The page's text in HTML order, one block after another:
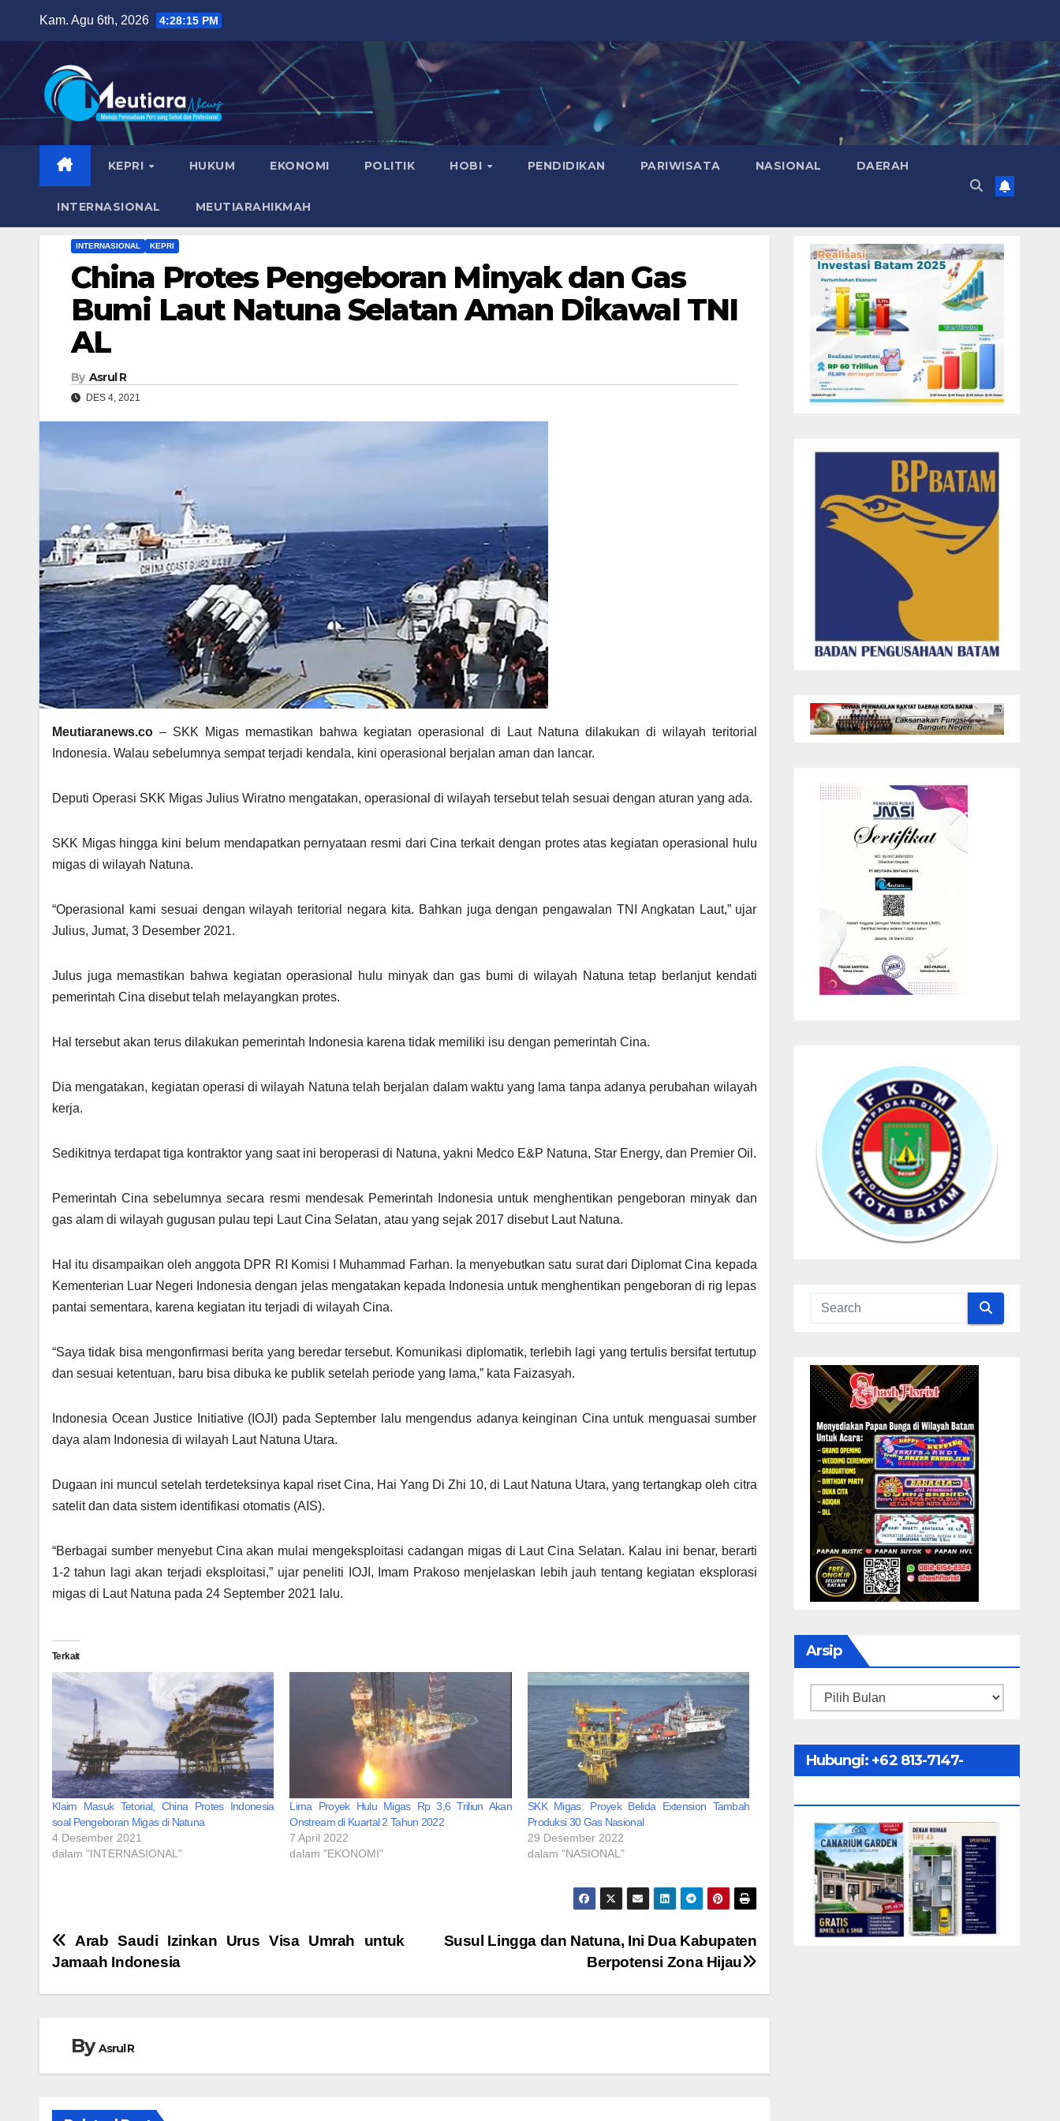
content
Kam. Agu 6th, 2026 4:28:17 PM
KEPRI HUKUM EKONOMI POLITIK HOBI PENDIDIKAN PARIWISATA NASIONAL DAERAH
INTERNASIONAL MEUTIARAHIKMAH
INTERNASIONAL KEPRI
China Protes Pengeboran Minyak dan Gas
Bumi Laut Natuna Selatan Aman Dikawal TNI
AL
By Asrul R
DES 4, 2021
Meutiaranews.co – SKK Migas memastikan bahwa kegiatan operasional di Laut Natuna dilakukan di wilayah teritorial
Indonesia. Walau sebelumnya sempat terjadi kendala, kini operasional berjalan aman dan lancar.
Deputi Operasi SKK Migas Julius Wiratno mengatakan, operasional di wilayah tersebut telah sesuai dengan aturan yang ada.
SKK Migas hingga kini belum mendapatkan pernyataan resmi dari Cina terkait dengan protes atas kegiatan operasional hulu
migas di wilayah Natuna.
“Operasional kami sesuai dengan wilayah teritorial negara kita. Bahkan juga dengan pengawalan TNI Angkatan Laut,” ujar
Julius, Jumat, 3 Desember 2021.
Julus juga memastikan bahwa kegiatan operasional hulu minyak dan gas bumi di wilayah Natuna tetap berlanjut kendati
pemerintah Cina disebut telah melayangkan protes.
Hal tersebut akan terus dilakukan pemerintah Indonesia karena tidak memiliki isu dengan pemerintah Cina.
Dia mengatakan, kegiatan operasi di wilayah Natuna telah berjalan dalam waktu yang lama tanpa adanya perubahan wilayah
kerja.
Sedikitnya terdapat tiga kontraktor yang saat ini beroperasi di Natuna, yakni Medco E&P Natuna, Star Energy, dan Premier Oil.
Pemerintah Cina sebelumnya secara resmi mendesak Pemerintah Indonesia untuk menghentikan pengeboran minyak dan
gas alam di wilayah gugusan pulau tepi Laut Cina Selatan, atau yang sejak 2017 disebut Laut Natuna.
Hal itu disampaikan oleh anggota DPR RI Komisi I Muhammad Farhan. Ia menyebutkan satu surat dari Diplomat Cina kepada
Kementerian Luar Negeri Indonesia dengan jelas mengatakan kepada Indonesia untuk menghentikan pengeboran di rig lepas
pantai sementara, karena kegiatan itu terjadi di wilayah Cina.
“Saya tidak bisa mengonfirmasi berita yang beredar tersebut. Komunikasi diplomatik, terlebih lagi yang tertulis bersifat tertutup
dan sesuai ketentuan, baru bisa dibuka ke publik setelah periode yang lama,” kata Faizasyah.
Indonesia Ocean Justice Initiative (IOJI) pada September lalu mengendus adanya keinginan Cina untuk menguasai sumber
daya alam Indonesia di wilayah Laut Natuna Utara.
Dugaan ini muncul setelah terdeteksinya kapal riset Cina, Hai Yang Di Zhi 10, di Laut Natuna Utara, yang tertangkap oleh citra
satelit dan data sistem identifikasi otomatis (AIS).
“Berbagai sumber menyebut Cina akan mulai mengeksploitasi cadangan migas di Laut Cina Selatan. Kalau ini benar, berarti
1-2 tahun lagi akan terjadi eksploitasi,” ujar peneliti IOJI, Imam Prakoso menjelaskan lebih jauh tentang kegiatan eksplorasi
migas di Laut Natuna pada 24 September 2021 lalu.
Terkait
Klaim Masuk Tetorial, China Protes Indonesia
soal Pengeboran Migas di Natuna
4 Desember 2021
dalam "INTERNASIONAL"
Lima Proyek Hulu Migas Rp 3,6 Triliun Akan
Onstream di Kuartal 2 Tahun 2022
7 April 2022
dalam "EKONOMI"
SKK Migas: Proyek Belida Extension Tambah
Produksi 30 Gas Nasional
29 Desember 2022
dalam "NASIONAL"
Navigasi
Susul Lingga dan Natuna, Ini Dua Kabupaten
Berpotensi Zona Hijau
Arab Saudi Izinkan Urus Visa Umrah untuk
Jamaah Indonesia
ByAsrul R
Arsip
Arsip
Hubungi: ‪+62 813-7147-